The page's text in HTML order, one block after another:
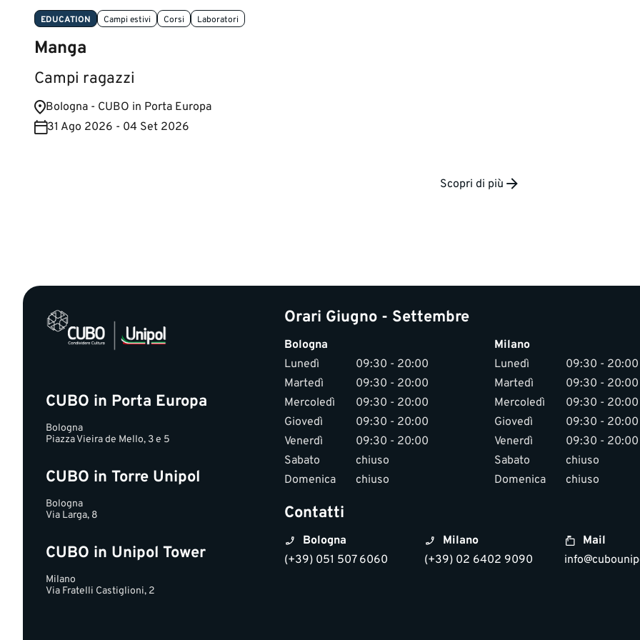
EDUCATION Campi estivi Corsi Laboratori
Manga
Campi ragazzi
Bologna - CUBO in Porta Europa
31 Ago 2026 - 04 Set 2026
Scopri di più
CUBO in Porta Europa
Bologna
Piazza Vieira de Mello, 3 e 5
CUBO in Torre Unipol
Bologna
Via Larga, 8
CUBO in Unipol Tower
Milano
Via Fratelli Castiglioni, 2
Orari Giugno - Settembre
Bologna
Lunedì
09:30 - 20:00
Martedì
09:30 - 20:00
Mercoledì
09:30 - 20:00
Giovedì
09:30 - 20:00
Venerdì
09:30 - 20:00
Sabato
chiuso
Domenica
chiuso
Milano
Lunedì
09:30 - 20:00
Martedì
09:30 - 20:00
Mercoledì
09:30 - 20:00
Giovedì
09:30 - 20:00
Venerdì
09:30 - 20:00
Sabato
chiuso
Domenica
chiuso
Contatti
Bologna
(+39) 051 507 6060
Milano
(+39) 02 6402 9090
Mail